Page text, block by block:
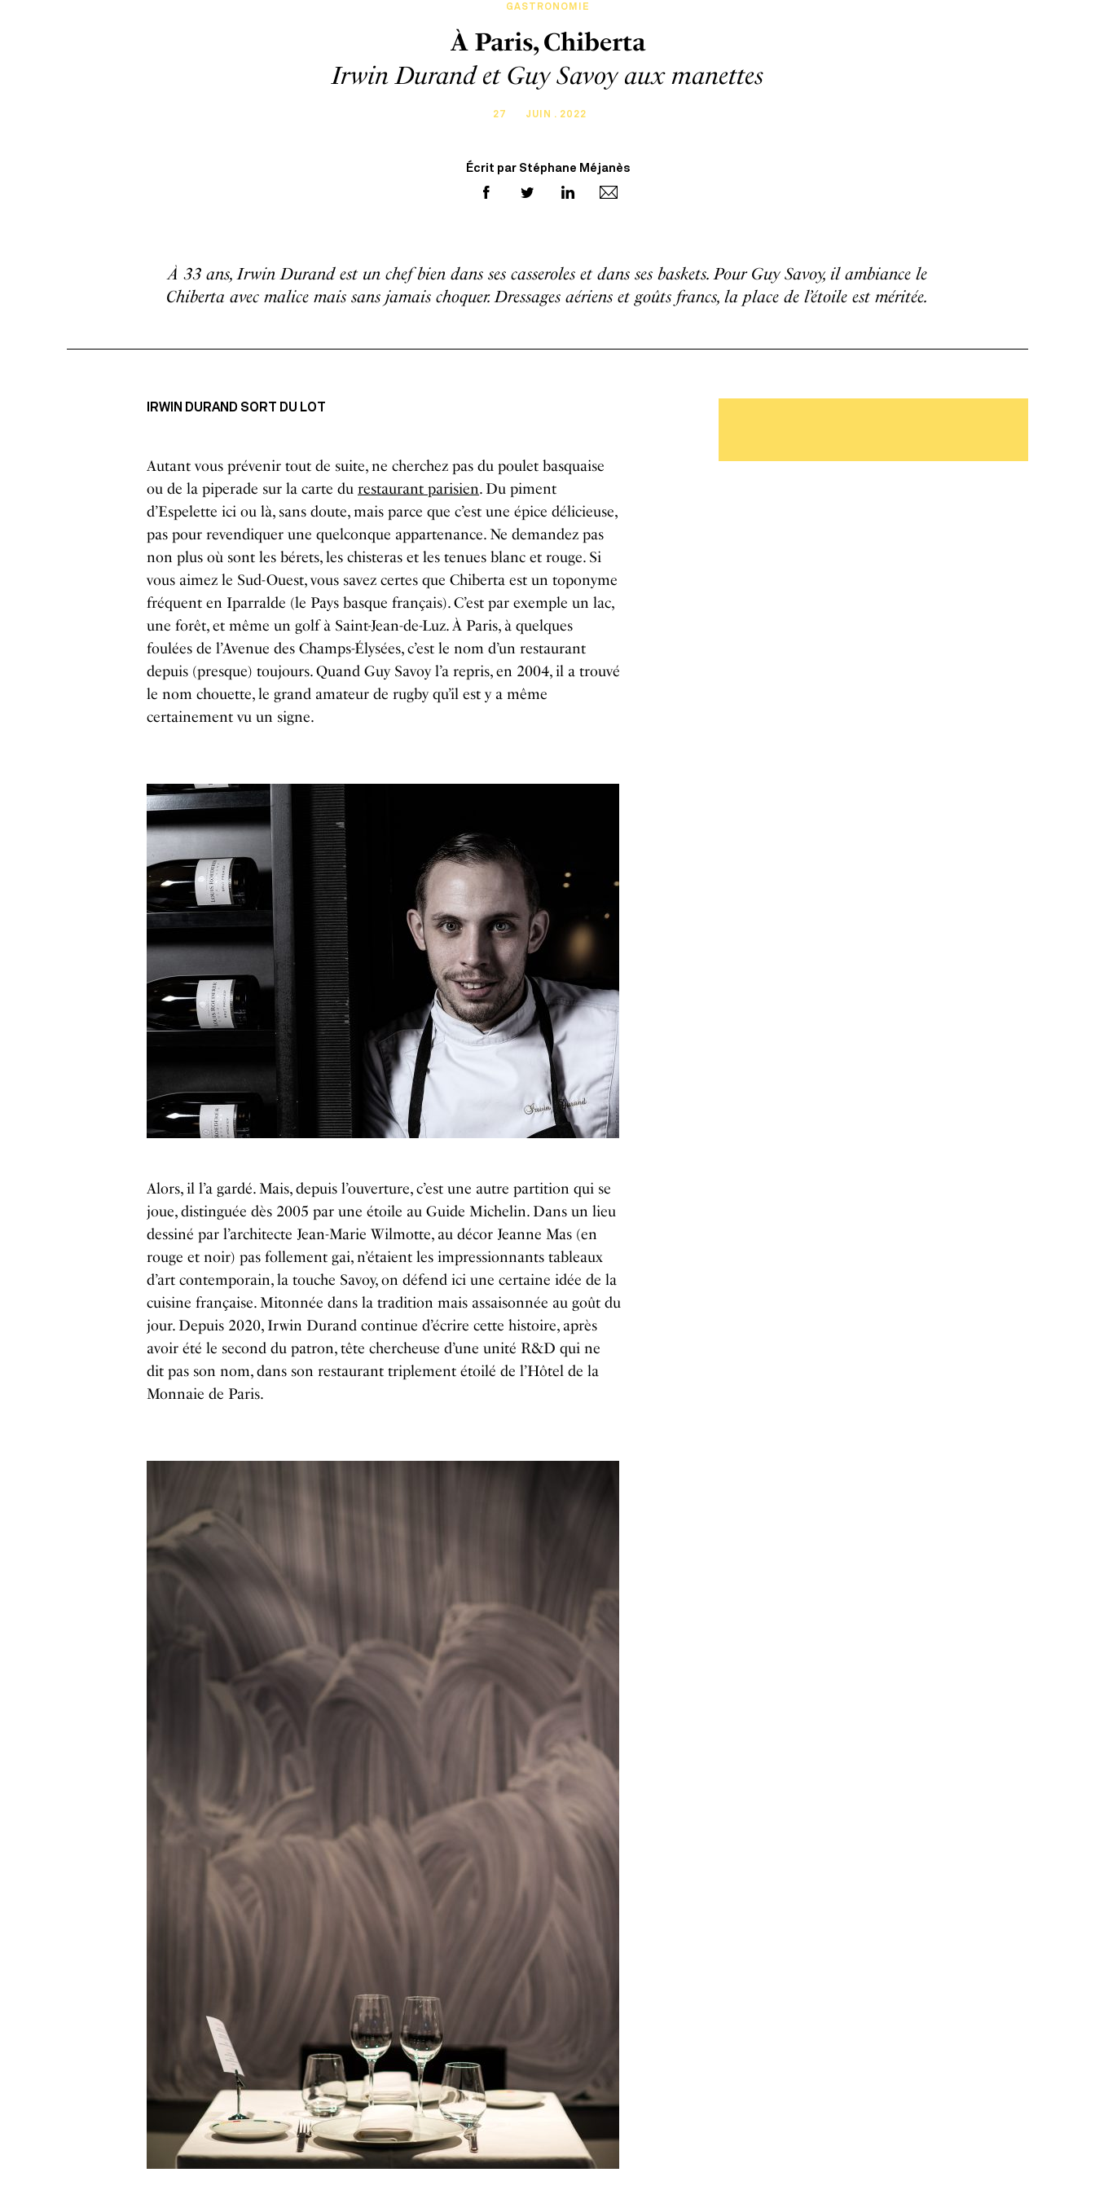
GASTRONOMIE
À Paris, Chiberta
Irwin Durand et Guy Savoy aux manettes
27 JUIN . 2022
Écrit par Stéphane Méjanès
À 33 ans, Irwin Durand est un chef bien dans ses casseroles et dans ses baskets. Pour Guy Savoy, il ambiance le
Chiberta avec malice mais sans jamais choquer. Dressages aériens et goûts francs, la place de l’étoile est méritée.
IRWIN DURAND SORT DU LOT
Autant vous prévenir tout de suite, ne cherchez pas du poulet basquaise
ou de la piperade sur la carte du restaurant parisien. Du piment
d’Espelette ici ou là, sans doute, mais parce que c’est une épice délicieuse,
pas pour revendiquer une quelconque appartenance. Ne demandez pas
non plus où sont les bérets, les chisteras et les tenues blanc et rouge. Si
vous aimez le Sud-Ouest, vous savez certes que Chiberta est un toponyme
fréquent en Iparralde (le Pays basque français). C’est par exemple un lac,
une forêt, et même un golf à Saint-Jean-de-Luz. À Paris, à quelques
foulées de l’Avenue des Champs-Élysées, c’est le nom d’un restaurant
depuis (presque) toujours. Quand Guy Savoy l’a repris, en 2004, il a trouvé
le nom chouette, le grand amateur de rugby qu’il est y a même
certainement vu un signe.
Alors, il l’a gardé. Mais, depuis l’ouverture, c’est une autre partition qui se
joue, distinguée dès 2005 par une étoile au Guide Michelin. Dans un lieu
dessiné par l’architecte Jean-Marie Wilmotte, au décor Jeanne Mas (en
rouge et noir) pas follement gai, n’étaient les impressionnants tableaux
d’art contemporain, la touche Savoy, on défend ici une certaine idée de la
cuisine française. Mitonnée dans la tradition mais assaisonnée au goût du
jour. Depuis 2020, Irwin Durand continue d’écrire cette histoire, après
avoir été le second du patron, tête chercheuse d’une unité R&D qui ne
dit pas son nom, dans son restaurant triplement étoilé de l’Hôtel de la
Monnaie de Paris.